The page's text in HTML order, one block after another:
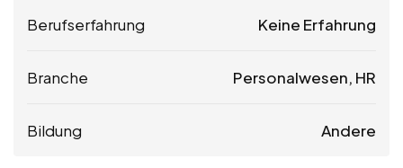
Berufserfahrung Keine Erfahrung
Branche Personalwesen, HR
Bildung Andere